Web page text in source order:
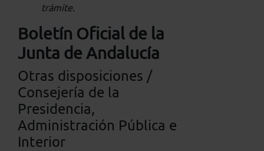
trámite.
Boletín Oficial de la
Junta de Andalucía
Otras disposiciones /
Consejería de la
Presidencia,
Administración Pública e
Interior